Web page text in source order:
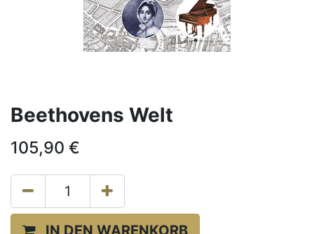
Beethovens Welt
105,90 €
IN DEN WARENKORB